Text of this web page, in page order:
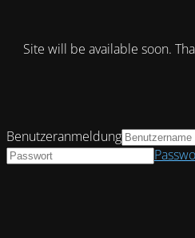
Site will be available soon.
Benutzeranmeldung